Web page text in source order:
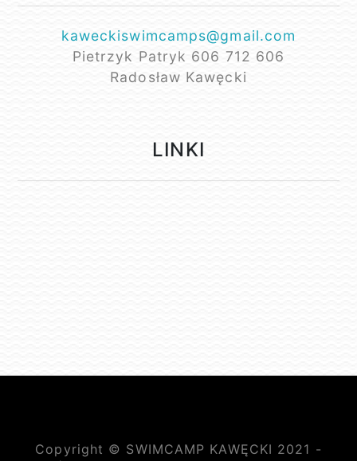
kaweckiswimcamps@gmail.com
Pietrzyk Patryk 606 712 606
Radosław Kawęcki
LINKI
Copyright © SWIMCAMP KAWĘCKI 2021 -